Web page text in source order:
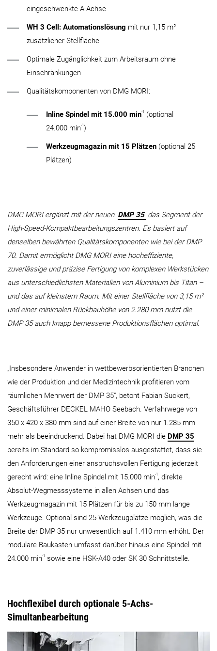
eingeschwenkte A-Achse
WH 3 Cell: Automationslösung mit nur 1,15 m²
zusätzlicher Stellfläche
Optimale Zugänglichkeit zum Arbeitsraum ohne
Einschränkungen
Qualitätskomponenten von DMG MORI:
Inline Spindel mit 15.000 min-1
(optional
24.000 min-1 )
Werkzeugmagazin mit 15 Plätzen (optional 25
Plätzen)
DMG MORI ergänzt mit der neuen DMP 35 das Segment der
High-Speed-Kompaktbearbeitungszentren. Es basiert auf
denselben bewährten Qualitäts­komponenten wie bei der DMP
70. Damit ermöglicht DMG MORI eine hocheffiziente,
zuverlässige und präzise Fertigung von komplexen Werkstücken
aus unterschiedlichsten Materialien von Aluminium bis Titan –
und das auf kleinstem Raum. Mit einer Stellfläche von 3,15 m²
und einer minimalen Rückbauhöhe von 2.280 mm nutzt die
DMP 35 auch knapp bemessene Produktionsflächen optimal.
„Insbesondere Anwender in wettbewerbsorientierten Branchen
wie der Produktion und der Medizintechnik profitieren vom
räumlichen Mehrwert der DMP 35“, betont Fabian Suckert,
Geschäftsführer DECKEL MAHO Seebach. Verfahrwege von
350 x 420 x 380 mm sind auf einer Breite von nur 1.285 mm
mehr als beeindruckend. Dabei hat DMG MORI die DMP 35
bereits im Standard so kompromisslos ausgestattet, dass sie
den Anforderungen einer anspruchsvollen Fertigung jederzeit
gerecht wird: eine Inline Spindel mit 15.000 min-1 , direkte
Absolut-Wegmesssysteme in allen Achsen und das
Werkzeugmagazin mit 15 Plätzen für bis zu 150 mm lange
Werkzeuge. Optional sind 25 Werkzeugplätze möglich, was die
Breite der DMP 35 nur unwesentlich auf 1.410 mm erhöht. Der
modulare Baukasten umfasst darüber hinaus eine Spindel mit
24.000 min-1 sowie eine HSK-A40 oder SK 30 Schnittstelle.
Hochflexibel durch optionale 5-Achs-
Simultanbearbeitung